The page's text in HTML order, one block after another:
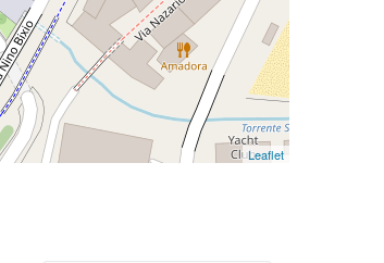
Leaflet